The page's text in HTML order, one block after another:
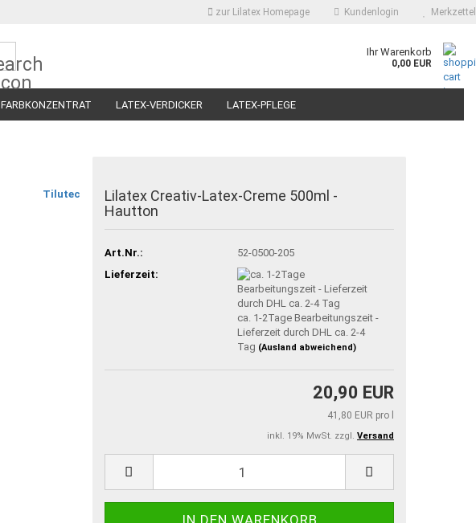
zur Lilatex Homepage Kundenlogin Merkzettel
Ihr Warenkorb
0,00 EUR
FARBKONZENTRAT LATEX-VERDICKER LATEX-PFLEGE
Tilutec
Lilatex Creativ-Latex-Creme 500ml -
Hautton
Art.Nr.:
52-0500-205
Lieferzeit:
ca. 1-2Tage Bearbeitungszeit -
Lieferzeit durch DHL ca. 2-4
Tag (Ausland abweichend)
20,90 EUR
41,80 EUR pro l
inkl. 19% MwSt. zzgl. Versand